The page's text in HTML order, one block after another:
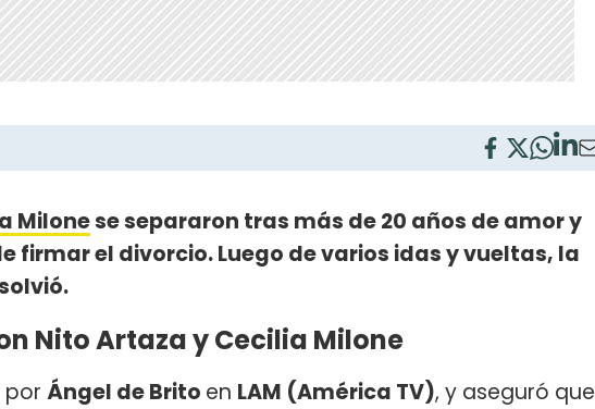
Milonese separaron tras más de 20 años de amor y
firmar el divorcio. Luego de varios idas y vueltas, la
Nito Artaza y Cecilia Milone
por Ángel de Brito en LAM (América TV), y aseguró que